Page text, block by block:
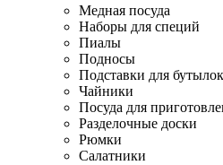
Медная посуда
Наборы для специй
Пиалы
Подносы
Подставки для бутылок
Чайники
Посуда для
Разделочные доски
Рюмки
Салатники